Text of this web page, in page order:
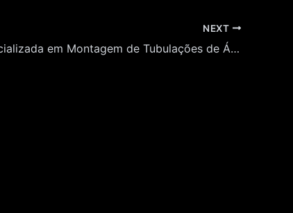
NEXT
Empresa Especializada em Montagem de Tubulações de Água para o Museu da Língua Portuguesa